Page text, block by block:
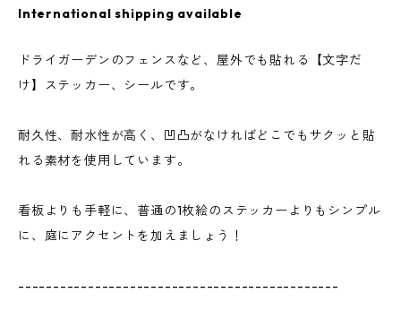
International shipping available
ドライガーデンのフェンスなど、屋外でも貼れる【文字だ
け】ステッカー、シールです。
耐久性、耐水性が高く、凹凸がなければどこでもサクッと貼
れる素材を使用しています。
看板よりも手軽に、普通の1枚絵のステッカーよりもシンプル
に、庭にアクセントを加えましょう！
----------------------------------------------